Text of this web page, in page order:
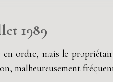
1989
ordre, mais le
malheureusement